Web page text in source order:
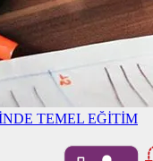
TEMEL EĞİTİM